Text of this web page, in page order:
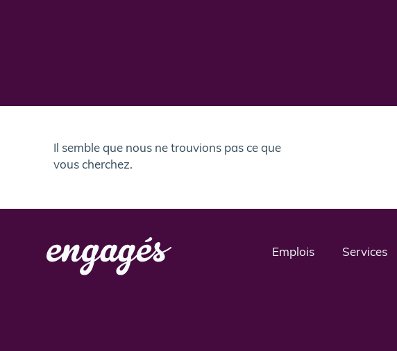
Il semble que nous ne trouvions pas ce que
vous cherchez.
Emplois Services